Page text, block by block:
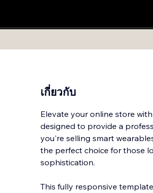
เกี่ยวกับ
Elevate your online store
designed to provide a
you're selling smart
the perfect choice for those
sophistication.
This fully responsive